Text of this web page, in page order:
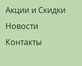
Акции и Скидки
Новости
Контакты